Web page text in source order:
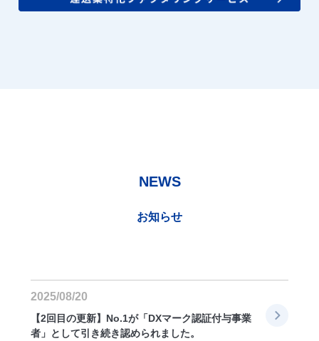
NEWS
お知らせ
2025/08/20
【2回目の更新】No.1が「DXマーク認証付与事業
者」として引き続き認められました。